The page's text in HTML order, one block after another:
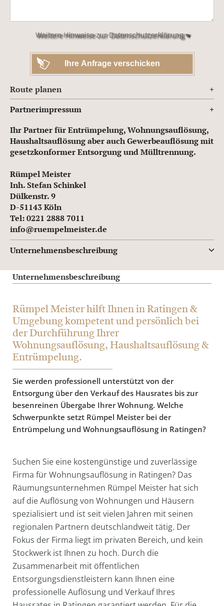
leer.Weitere Hinweise zur Datenschutzerklärung ▾
Route planen
Partnerimpressum
Ihr Partner für Entrümpelung, Wohnungsauflösung,
Haushaltsauflösung aber auch Gewerbeauflösung mit
gesetzkonformer Entsorgung und Mülltrennung.
Rümpel Meister
Inh. Stefan Schinkel
Dülkenstr. 9
D-51143 Köln
Tel: 0221 2888 7011
info@ruempelmeister.de
Unternehmensbeschreibung
Unternehmensbeschreibung
Rümpel Meister hilft Ihnen in Ratingen &
Umgebung kompetent und persönlich bei
der Durchführung Ihrer
Wohnungsauflösung, Haushaltsauflösung &
Entrümpelung.
Sie werden professionell unterstützt von der
Entsorgung über den Verkauf des Hausrates bis zur
besenreinen Übergabe Ihrer Wohnung. Welche
Schwerpunkte setzt Rümpel Meister bei der
Entrümpelung und Wohnungsauflösung in Ratingen?
Suchen Sie eine kostengünstige und zuverlässige
Firma für Wohnungsauflösung in Ratingen? Das
Räumungsunternehmen Rümpel Meister hat sich
auf die Auflösung von Wohnungen und Häusern
spezialisiert und ist seit vielen Jahren mit seinen
regionalen Partnern deutschlandweit tätig. Der
Fokus der Firma liegt im privaten Bereich, und kein
Stockwerk ist Ihnen zu hoch. Durch die
Zusammenarbeit mit öffentlichen
Entsorgungsdienstleistern kann Ihnen eine
professionelle Auflösung und Verkauf Ihres